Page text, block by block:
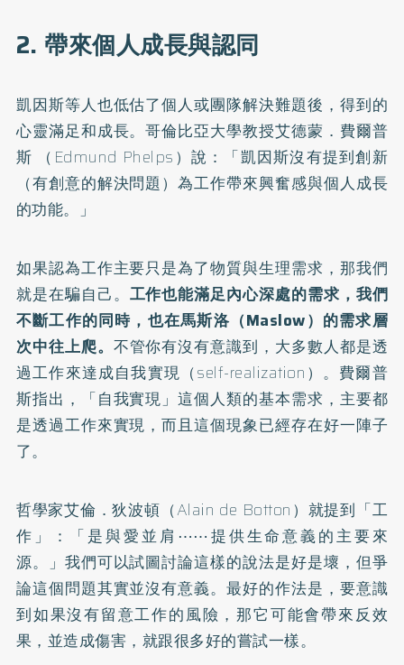
2. 帶來個人成長與認同
凱因斯等人也低估了個人或團隊解決難題後，得到的
心靈滿足和成長。哥倫比亞大學教授艾德蒙．費爾普
斯 （Edmund Phelps）說：「凱因斯沒有提到創新
（有創意的解決問題）為工作帶來興奮感與個人成長
的功能。」
如果認為工作主要只是為了物質與生理需求，那我們
就是在騙自己。 工作也能滿足內心深處的需求，我們
不斷工作的同時，也在馬斯洛（Maslow）的需求層
次中往上爬。 不管你有沒有意識到，大多數人都是透
過工作來達成自我實現（self-realization）。費爾普
斯指出，「自我實現」這個人類的基本需求，主要都
是透過工作來實現，而且這個現象已經存在好一陣子
了。
哲學家艾倫．狄波頓（Alain de Botton）就提到「工
作」：「是與愛並肩⋯⋯提供生命意義的主要來
源。」我們可以試圖討論這樣的說法是好是壞，但爭
論這個問題其實並沒有意義。最好的作法是，要意識
到如果沒有留意工作的風險，那它可能會帶來反效
果，並造成傷害，就跟很多好的嘗試一樣。